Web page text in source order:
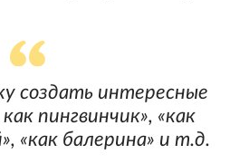
создать интересные
пингвинчик», «как
«как балерина» и т.д.